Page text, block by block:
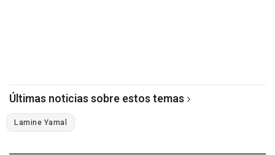
Últimas noticias sobre estos temas
Lamine Yamal